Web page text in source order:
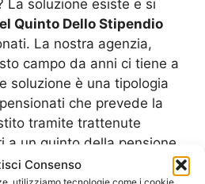
Consenso
utilizziamo tecnologie come i cookie
La soluzione esiste e si
Quinto Dello Stipendio
La nostra agenzia,
campo da anni ci tiene a
soluzione è una tipologia
che prevede la
tramite trattenute
a un quinto della pensione.
ai titolari di pensioni